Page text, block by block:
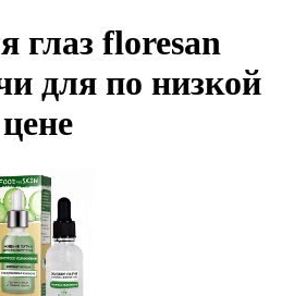
глаз floresan
для по низкой
цене